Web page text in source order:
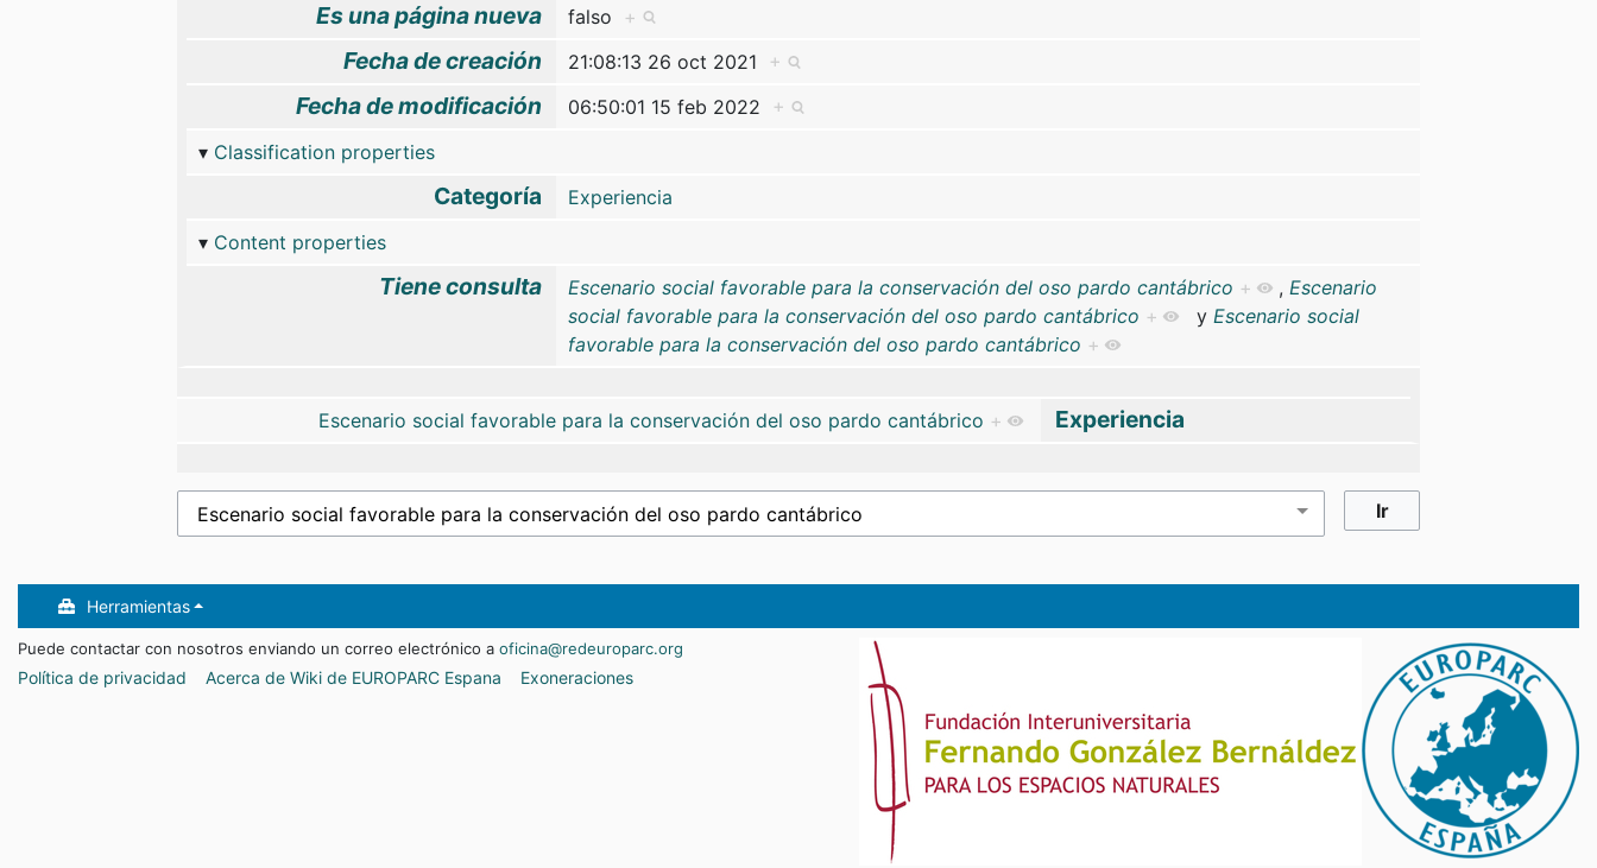
Es una página nueva falso +
Fecha de creación 21:08:13 26 oct 2021 +
Fecha de modificación 06:50:01 15 feb 2022
+
Classification properties
Categoría
Experiencia
Content properties
Tiene consulta Escenario social favorable para la conservación del oso pardo cantábrico + , Escenario
social favorable para la conservación del oso pardo cantábrico + y Escenario social
favorable para la conservación del oso pardo cantábrico +
Escenario social favorable para la conservación del oso pardo cantábrico + Experiencia
Herramientas
Puede contactar con nosotros enviando un correo electrónico a oficina@redeuroparc.org
Política de privacidad Acerca de Wiki de EUROPARC Espana Exoneraciones